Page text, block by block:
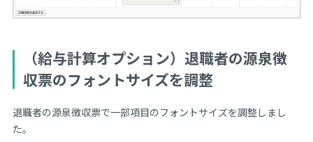
（給与計算オプション）退職者の源泉徴
収票のフォントサイズを調整
退職者の源泉徴収票で一部項目のフォントサイズを調整しまし
た。